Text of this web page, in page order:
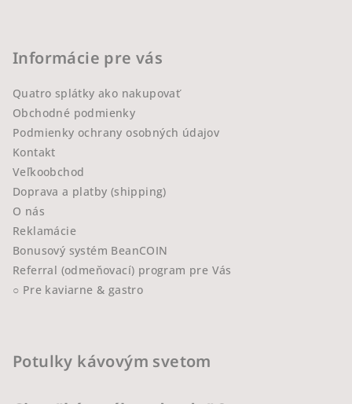
Informácie pre vás
Quatro splátky ako nakupovať
Obchodné podmienky
Podmienky ochrany osobných údajov
Kontakt
Veľkoobchod
Doprava a platby (shipping)
O nás
Reklamácie
Bonusový systém BeanCOIN
Referral (odmeňovací) program pre Vás
○ Pre kaviarne & gastro
Potulky kávovým svetom